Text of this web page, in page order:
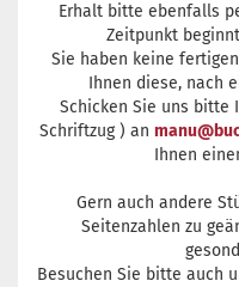
Erhalt bitte ebenfalls
Zeitpunkt
Sie haben keine
Ihnen diese, nach
Schicken Sie uns bitte
Schriftzug ) an
Ihnen
Gern auch andere
Seitenzahlen zu
Besuchen Sie bitte auch